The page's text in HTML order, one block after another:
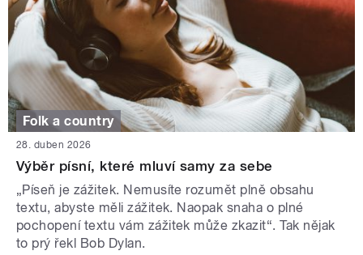
Folk a country
28. duben 2026
Výběr písní, které mluví samy za sebe
„Píseň je zážitek. Nemusíte rozumět plně obsahu
textu, abyste měli zážitek. Naopak snaha o plné
pochopení textu vám zážitek může zkazit“. Tak nějak
to prý řekl Bob Dylan.